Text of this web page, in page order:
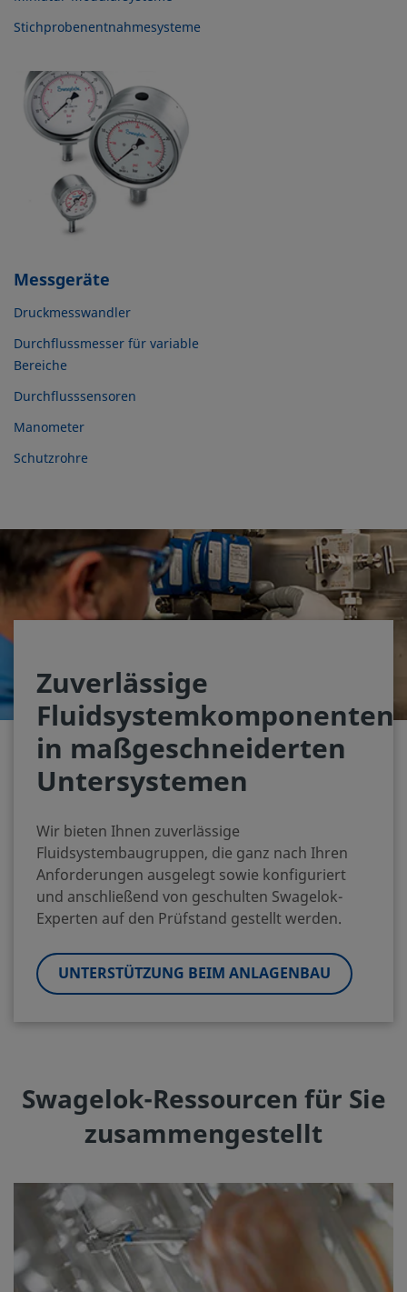
Stichprobenentnahmesysteme
Messgeräte
Druckmesswandler
Durchflussmesser für variable
Bereiche
Durchflusssensoren
Manometer
Schutzrohre
Zuverlässige
Fluidsystemkomponenten
in maßgeschneiderten
Untersystemen
Wir bieten Ihnen zuverlässige
Fluidsystembaugruppen, die ganz nach Ihren
Anforderungen ausgelegt sowie konfiguriert
und anschließend von geschulten Swagelok-
Experten auf den Prüfstand gestellt werden.
UNTERSTÜTZUNG BEIM ANLAGENBAU
Swagelok-Ressourcen für Sie
zusammengestellt